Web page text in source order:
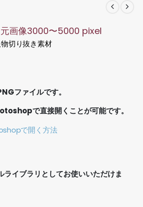
画像3000〜5000 pixel
切り抜き素材
ファイルです。
で直接開くことが可能です。
で開く方法
ライブラリとしてお使いいただけま